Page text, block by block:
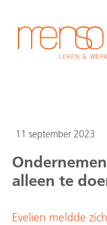
11 september 2023
alleen te
Evelien meldde